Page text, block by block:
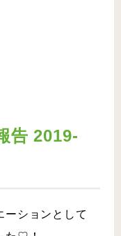
告 2019-
ーションとして